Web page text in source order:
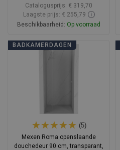
Catalogusprijs: € 319,70
Laagste prijs: € 255,79
Beschikbaarheid: Op voorraad
In winkelwagen
BADKAMERDAGEN
(5)
Mexen Roma openslaande
douchedeur 90 cm, transparant,